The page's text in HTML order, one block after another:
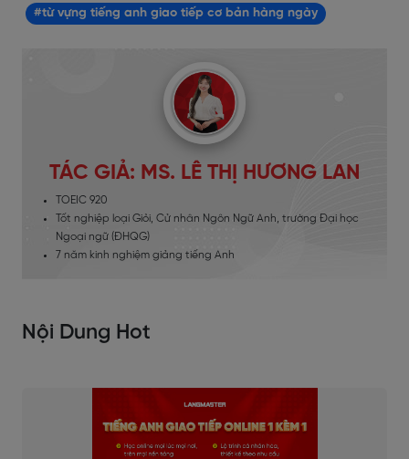
#từ vựng tiếng anh giao tiếp cơ bản hàng ngày
TÁC GIẢ: MS. LÊ THỊ HƯƠNG LAN
TOEIC 920
Tốt nghiệp loại Giỏi, Cử nhân Ngôn Ngữ Anh, trường Đại học
Ngoại ngữ (ĐHQG)
7 năm kinh nghiệm giảng tiếng Anh
Nội Dung Hot